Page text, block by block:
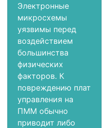
Электронные
микросхемы
уязвимы перед
воздействием
большинства
физических
факторов. К
повреждению плат
управления на
ПММ обычно
приводит либо